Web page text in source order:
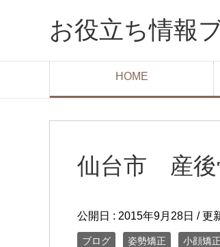
お役立ち情報
HOME
仙台市 産後
公開日 : 2015年9月28日 / 更
ブログ 姿勢矯正 小顔矯正